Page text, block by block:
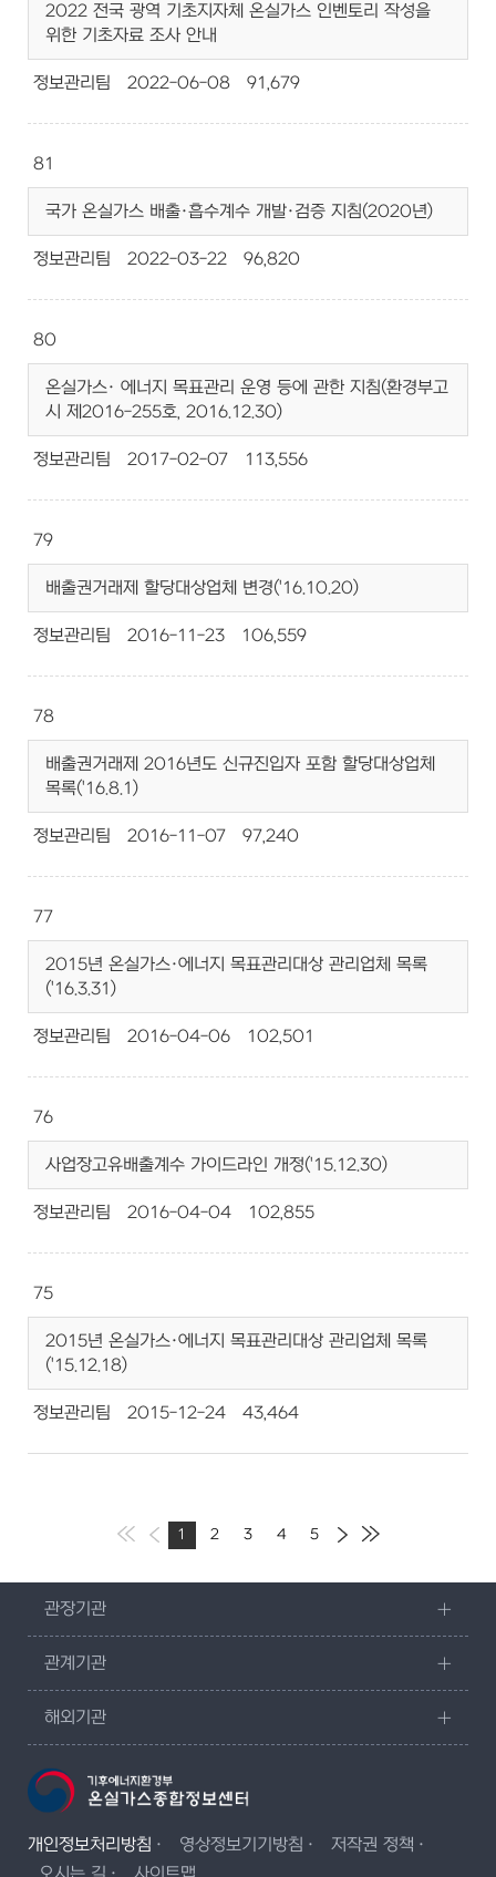
2022 전국 광역 기초지자체 온실가스 인벤토리 작성을
위한 기초자료 조사 안내
정보관리팀 2022-06-08 91,679
81
국가 온실가스 배출·흡수계수 개발·검증 지침(2020년)
정보관리팀 2022-03-22 96,820
80
온실가스· 에너지 목표관리 운영 등에 관한 지침(환경부고
시 제2016-255호, 2016.12.30)
정보관리팀 2017-02-07 113,556
79
배출권거래제 할당대상업체 변경('16.10.20)
정보관리팀 2016-11-23 106,559
78
배출권거래제 2016년도 신규진입자 포함 할당대상업체
목록('16.8.1)
정보관리팀 2016-11-07 97,240
77
2015년 온실가스·에너지 목표관리대상 관리업체 목록
('16.3.31)
정보관리팀 2016-04-06 102,501
76
사업장고유배출계수 가이드라인 개정('15.12.30)
정보관리팀 2016-04-04 102,855
75
2015년 온실가스·에너지 목표관리대상 관리업체 목록
('15.12.18)
정보관리팀 2015-12-24 43,464
1 2 3 4 5
관장기관
관계기관
해외기관
개인정보처리방침 영상정보기기방침
저작권 정책